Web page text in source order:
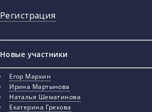
Регистрация
Новые участники
Егор Маркин
Ирина Мартынова
Наталья Шематинова
Екатерина Грекова